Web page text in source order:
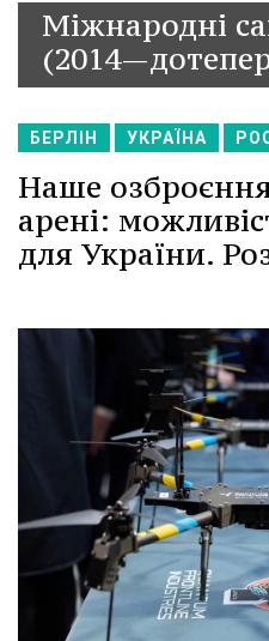
Міжнародні
БЕРЛІН УКРАЇНА
Наше озброєння
арені:
для України.